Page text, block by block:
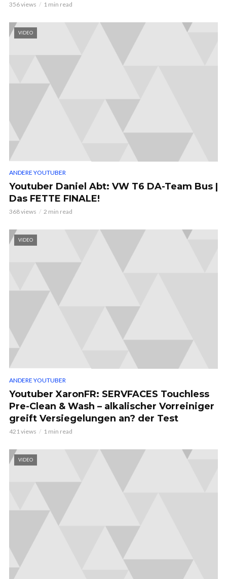
356 views 1 min read
VIDEO
ANDERE YOUTUBER
Youtuber Daniel Abt: VW T6 DA-Team Bus |
Das FETTE FINALE!
368 views 2 min read
VIDEO
ANDERE YOUTUBER
Youtuber XaronFR: SERVFACES Touchless
Pre-Clean & Wash – alkalischer Vorreiniger
greift Versiegelungen an? der Test
421 views 1 min read
VIDEO